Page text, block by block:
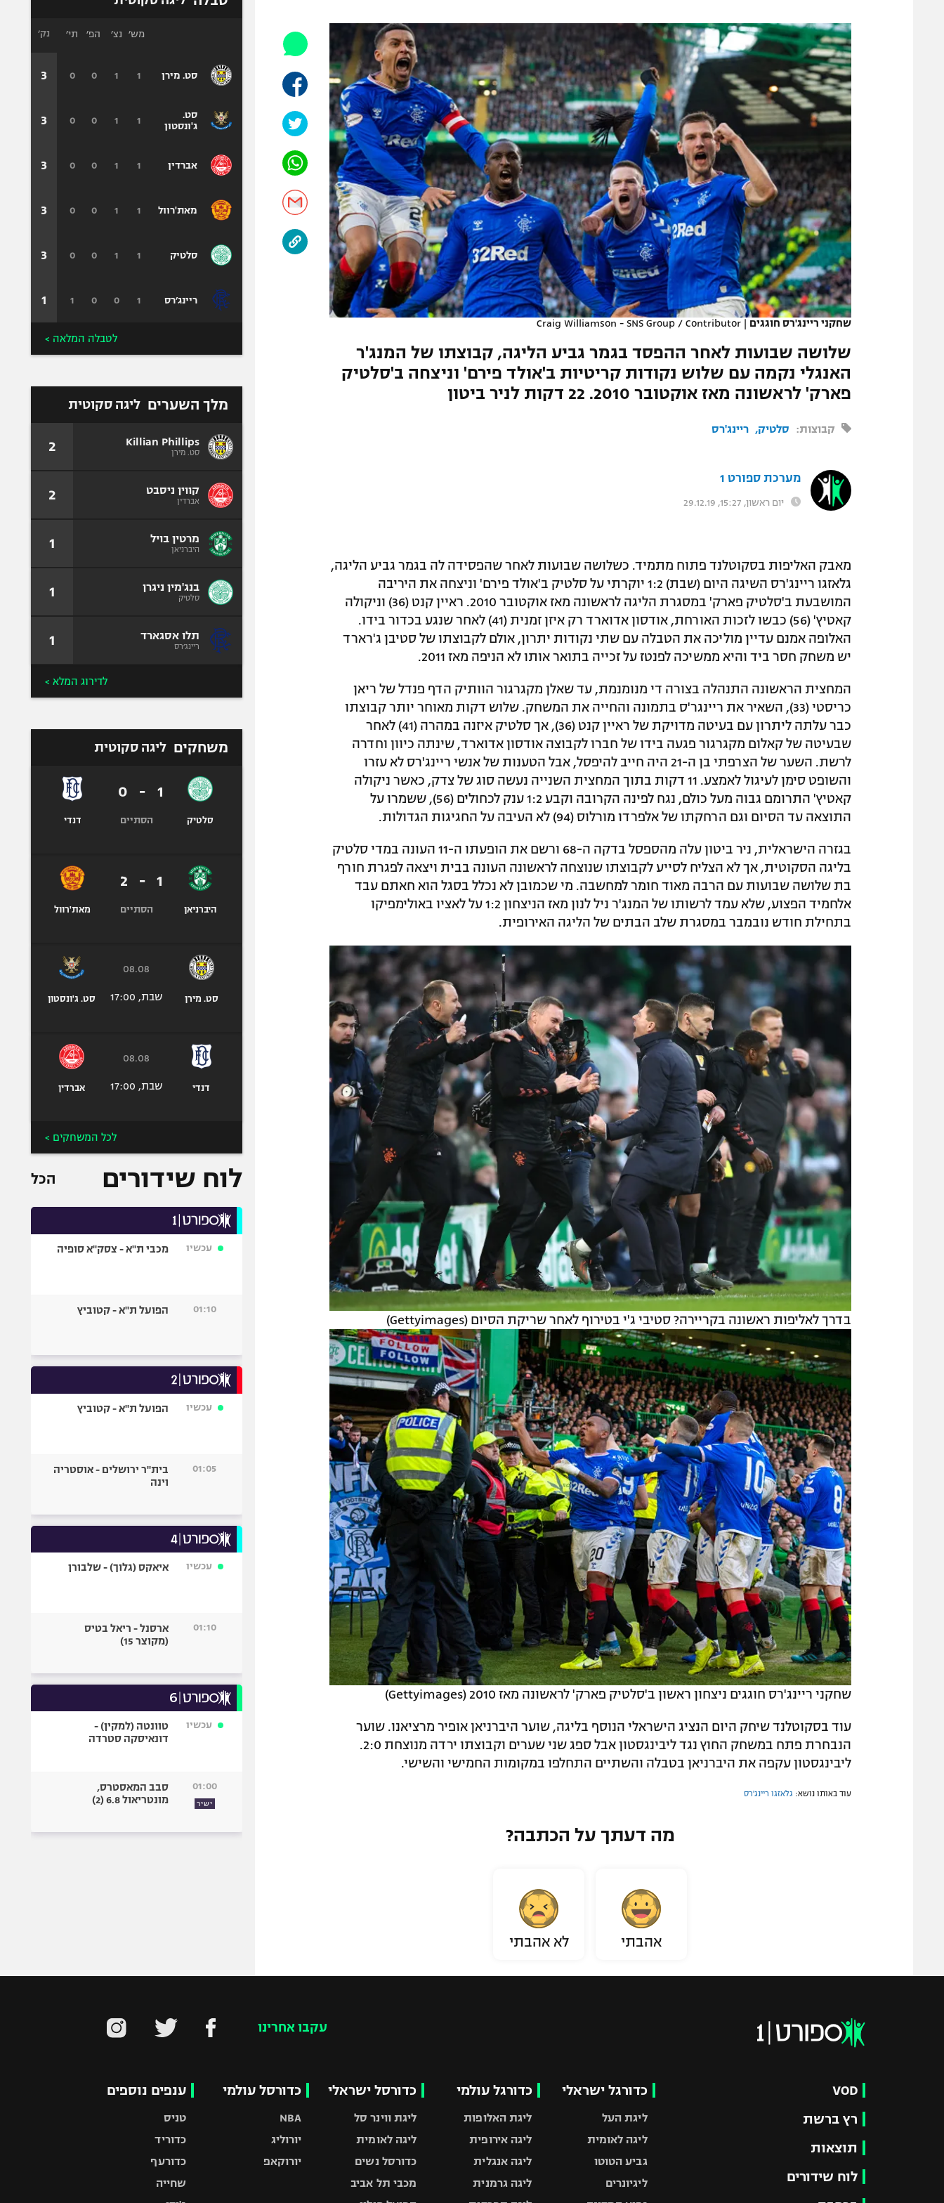
תקנון משתתפים וזוכים בפרסים
תקנון עבור פעילות אלקטרה
תקנון עבור פעילות ספורט 1 – "מרלן"
טניס
תנאי שימוש
מדיניות פרטיות
תקנון פעילות ספורט 1
רשיון להקרנה פומבית לבית עסק
הצטרפות לחבילת הערוצים
לוח דרושים – ג'ובנט
תגיות
המגזין
הפועל תל אביב
הפועל באר שבע
מכבי נתניה
בני יהודה
ליגה סינית
ליגה ברזילאית
ליגות נוספות
ספורט אתגרי
אומנויות לחימה
שחקני ריינג'רס חוגגים |
Craig Williamson - SNS Group / Contributor
שלושה שבועות לאחר ההפסד בגמר גביע הליגה, קבוצתו של המנג'ר
האנגלי נקמה עם שלוש נקודות קריטיות ב'אולד פירם' וניצחה ב'סלטיק
פארק' לראשונה מאז אוקטובר 2010. 22 דקות לניר ביטון
קבוצות: סלטיק ריינג'רס
מערכת ספורט 1
יום ראשון, 15:27, 29.12.19
מאבק האליפות בסקוטלנד פתוח מתמיד. כשלושה שבועות לאחר שהפסידה לה בגמר גביע הליגה,
גלאזגו ריינג'רס השיגה היום (שבת) 1:2 יוקרתי על סלטיק ב'אולד פירם' וניצחה את היריבה
המושבעת ב'סלטיק פארק' במסגרת הליגה לראשונה מאז אוקטובר 2010. ראיין קנט (36) וניקולה
קאטיץ' (56) כבשו לזכות האורחת, אודסון אדוארד רק איזן זמנית (41) לאחר שנגע בכדור בידו.
האלופה אמנם עדיין מוליכה את הטבלה עם שתי נקודות יתרון, אולם לקבוצתו של סטיבן ג'רארד
יש משחק חסר ביד והיא ממשיכה לפנטז על זכייה בתואר אותו לא הניפה מאז 2011.
המחצית הראשונה התנהלה בצורה די מנומנמת, עד שאלן מקגרגור הוותיק הדף פנדל של ריאן
כריסטי (33), השאיר את ריינגר'ס בתמונה והחייה את המשחק. שלוש דקות מאוחר יותר קבוצתו
כבר עלתה ליתרון עם בעיטה מדויקת של ראיין קנט (36), אך סלטיק איזנה במהרה (41) לאחר
שבעיטה של קאלום מקגרגור פגעה בידו של חברו לקבוצה אודסון אדוארד, שינתה כיוון וחדרה
לרשת. השער של הצרפתי בן ה-21 היה חייב להיפסל, אבל הטענות של אנשי ריינג'רס לא עזרו
והשופט סימן לעיגול לאמצע. 11 דקות בתוך המחצית השנייה נעשה סוג של צדק, כאשר ניקולה
קאטיץ' התרומם גבוה מעל כולם, נגח לפינה הקרובה וקבע 1:2 ענק לכחולים (56), ששמרו על
התוצאה עד הסיום וגם הרחקתו של אלפרדו מורלוס (94) לא העיבה על החגיגות הגדולות.
בגזרה הישראלית, ניר ביטון עלה מהספסל בדקה ה-68 ורשם את הופעתו ה-11 העונה במדי סלטיק
בליגה הסקוטית, אך לא הצליח לסייע לקבוצתו שנוצחה לראשונה העונה בבית ויצאה לפגרת חורף
בת שלושה שבועות עם הרבה מאוד חומר למחשבה. מי שכמובן לא נכלל בסגל הוא חאתם עבד
אלחמיד הפצוע, שלא עמד לרשותו של המנג'ר ניל לנון מאז הניצחון 1:2 על לאציו באולימפיקו
בתחילת חודש נובמבר במסגרת שלב הבתים של הליגה האירופית.
בדרך לאליפות ראשונה בקריירה? סטיבי ג'י בטירוף לאחר שריקת הסיום (Gettyimages)
שחקני ריינג'רס חוגגים ניצחון ראשון ב'סלטיק פארק' לראשונה מאז 2010 (Gettyimages)
עוד בסקוטלנד שיחק היום הנציג הישראלי הנוסף בליגה, שוער היברניאן אופיר מרציאנו. שוער
הנבחרת פתח במשחק החוץ נגד ליבינגסטון אבל ספג שני שערים וקבוצתו ירדה מנוצחת 2:0.
ליבינגסטון עקפה את היברניאן בטבלה והשתיים התחלפו במקומות החמישי והשישי.
עוד באותו נושא: גלאזגו ריינג'רס
מה דעתך על הכתבה?
אהבתי לא אהבתי
סט. מירן
סט.
ג'ונסטון
אברדין
מאת'רוול
סלטיק
ריינג׳רס
מש׳ נצ׳ הפ׳ תי׳
1
1
0
0
1
1
0
0
1
1
0
0
1
1
0
0
1
1
0
0
1
0
0
1
נק׳
3
3
3
3
3
1
לטבלה המלאה >
מלך השערים ליגה סקוטית
Killian Phillips
סט. מירן 2
קווין ניסבט
אברדין 2
מרטין בויל
היברניאן 1
בנג'מין ניגרן
סלטיק 1
תלו אסגארד
ריינג׳רס 1
לדירוג המלא >
משחקים ליגה סקוטית
סלטיק
1
-
0
הסתיים דנדי
היברניאן
1
-
2
הסתיים מאת'רוול
סט. מירן
08.08
שבת, 17:00 סט. ג'ונסטון
דנדי
08.08
שבת, 17:00 אברדין
לכל המשחקים >
לוח שידורים הכל
עכשיו מכבי ת"א - צסק"א סופיה
01:10 הפועל ת"א - קטוביץ
עכשיו הפועל ת"א - קטוביץ
01:05
בית"ר ירושלים - אוסטריה
וינה
עכשיו איאקס (גלוך) - שלבורן
01:10
ארסנל - ריאל בטיס
(מקוצר 15)
עכשיו
טוונטה (למקין) -
דונאיסקה סטרדה
01:00
ישיר
סבב המאסטרס,
מונטריאול 6.8 (2)
עקבו אחרינו
VOD
רץ ברשת
תוצאות
לוח שידורים
כדורגל ישראלי
ליגת העל
ליגה לאומית
גביע הטוטו
ליגיונרים
כדורגל עולמי
ליגת האלופות
ליגה אירופית
ליגה אנגלית
ליגה גרמנית
כדורסל ישראלי
ליגת ווינר סל
ליגה לאומית
כדורסל נשים
מכבי תל אביב
כדורסל עולמי
NBA
יורוליג
יורוקאפ
ענפים נוספים
טניס
כדוריד
כדורעף
שחייה